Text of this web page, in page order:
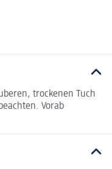
trockenen Tuch
Vorab